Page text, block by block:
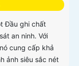
Đầu ghi chất
an ninh. Với
cung cấp khả
ảnh siêu sắc nét